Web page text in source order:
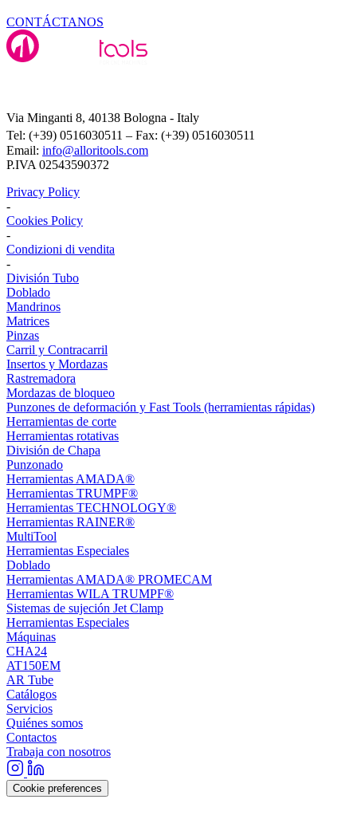
CONTÁCTANOS
Via Minganti 8, 40138 Bologna - Italy
Tel: (+39) 0516030511 – Fax: (+39) 0516030511
Email: info@alloritools.com
P.IVA 02543590372
Privacy Policy
-
Cookies Policy
-
Condizioni di vendita
-
División Tubo
Doblado
Mandrinos
Matrices
Pinzas
Carril y Contracarril
Insertos y Mordazas
Rastremadora
Mordazas de bloqueo
Punzones de deformación y Fast Tools (herramientas rápidas)
Herramientas de corte
Herramientas rotativas
División de Chapa
Punzonado
Herramientas AMADA®
Herramientas TRUMPF®
Herramientas TECHNOLOGY®
Herramientas RAINER®
MultiTool
Herramientas Especiales
Doblado
Herramientas AMADA® PROMECAM
Herramientas WILA TRUMPF®
Sistemas de sujeción Jet Clamp
Herramientas Especiales
Máquinas
CHA24
AT150EM
AR Tube
Catálogos
Servicios
Quiénes somos
Contactos
Trabaja con nosotros
Cookie preferences